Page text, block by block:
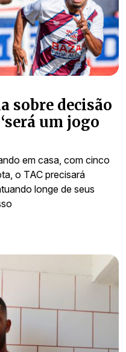
sobre decisão
um jogo
em casa, com cinco
o TAC precisará
longe de seus